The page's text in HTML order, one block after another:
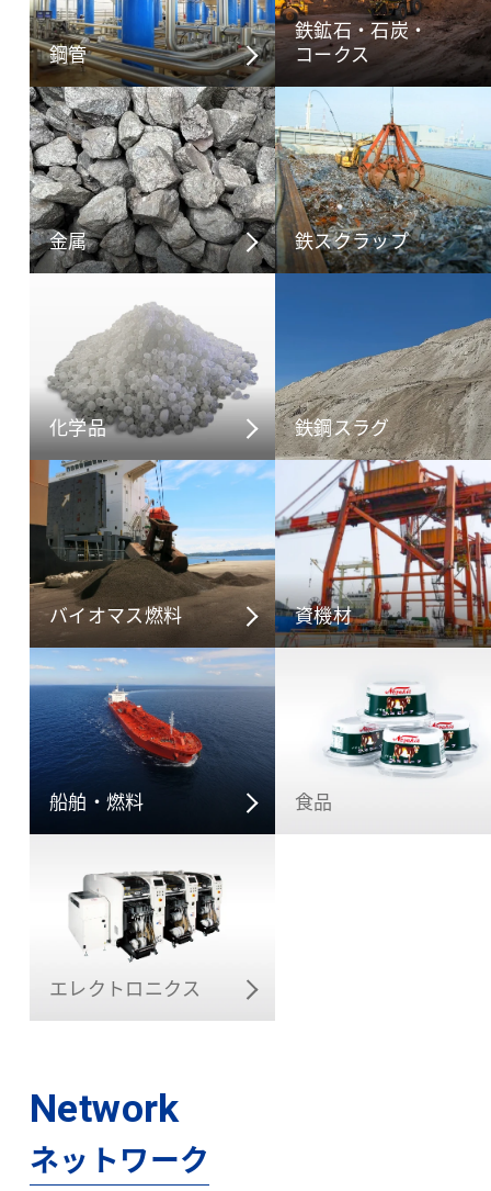
鋼管
鉄鉱石・石炭・
コークス
金属 鉄スクラップ
化学品 鉄鋼スラグ
バイオマス燃料 資機材
船舶・燃料 食品
エレクトロニクス
Network
ネットワーク